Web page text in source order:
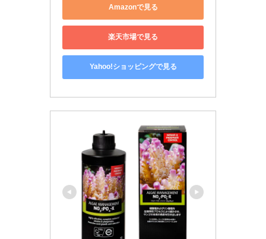
Amazonで見る
楽天市場で見る
Yahoo!ショッピングで見る